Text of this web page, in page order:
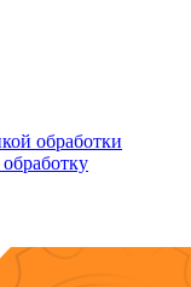
обработки
обработку